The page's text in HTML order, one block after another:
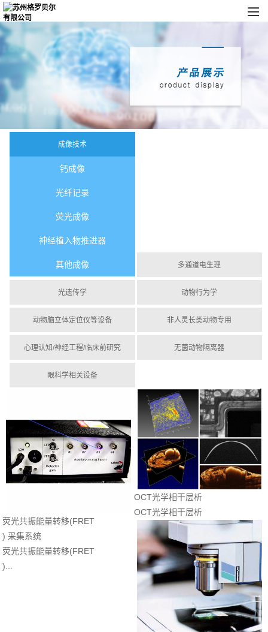
成像技术
钙成像
光纤记录
荧光成像
神经植入物推进器
其他成像 多通道电生理
光遗传学 动物行为学
动物脑立体定位仪等设备 非人灵长类动物专用
心理认知/神经工程/临床前研究 无菌动物隔离器
眼科学相关设备
荧光共振能量转移(FRET
) 采集系统
荧光共振能量转移(FRET
)...
OCT光学相干层析
OCT光学相干层析